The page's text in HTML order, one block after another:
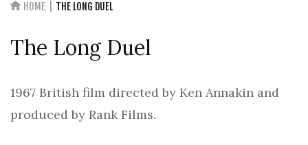
HOME THE LONG DUEL
The Long Duel
1967 British film directed by Ken Annakin and
produced by Rank Films.